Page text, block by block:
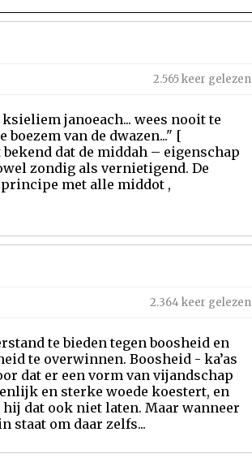
2.565 keer gelezen
janoeach... wees nooit te
van de dwazen..." [
dat de middah – eigenschap
zondig als vernietigend. De
met alle middot ,
2.364 keer gelezen
te bieden tegen boosheid en
te overwinnen. Boosheid - ka’as
dat er een vorm van vijandschap
en sterke woede koestert, en
dat ook niet laten. Maar wanneer
staat om daar zelfs...